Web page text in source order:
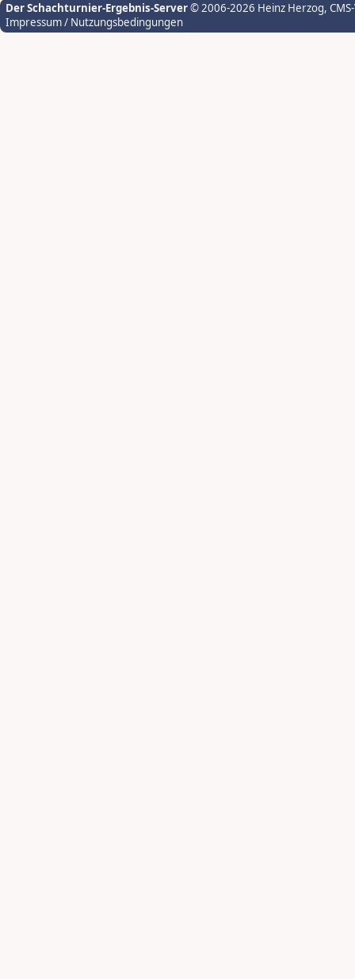
Der Schachturnier-Ergebnis-Server© 2006-2026 Heinz Herzog,
Impressum / Nutzungsbedingungen